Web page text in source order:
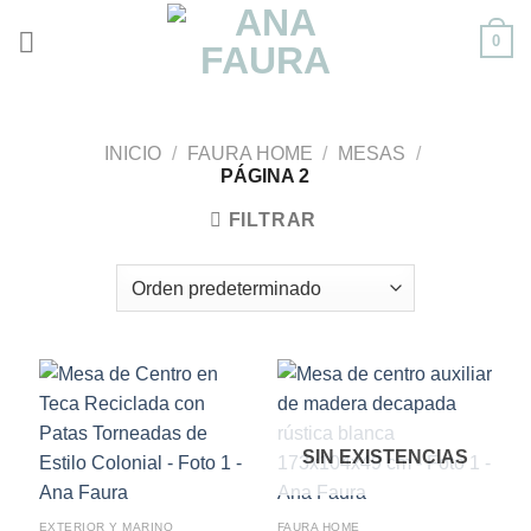
0
INICIO / FAURA HOME / MESAS /
PÁGINA 2
FILTRAR
EXTERIOR Y MARINO
SIN EXISTENCIAS
FAURA HOME